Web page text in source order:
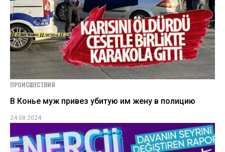
ПРОИСШЕСТВИЯ
В Конье муж привез убитую им жену в полицию
24.08.2024